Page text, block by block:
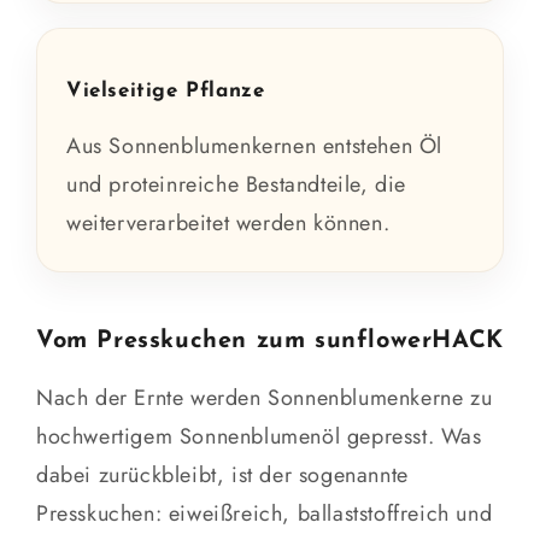
Vielseitige Pflanze
Aus Sonnenblumenkernen entstehen Öl
und proteinreiche Bestandteile, die
weiterverarbeitet werden können.
Vom Presskuchen zum sunflowerHACK
Nach der Ernte werden Sonnenblumenkerne zu
hochwertigem Sonnenblumenöl gepresst. Was
dabei zurückbleibt, ist der sogenannte
Presskuchen: eiweißreich, ballaststoffreich und